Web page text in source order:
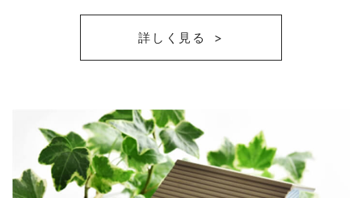
詳しく見る